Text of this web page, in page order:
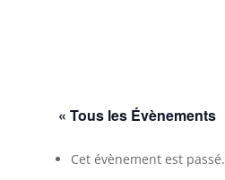
« Tous les Évènements
Cet évènement est passé.